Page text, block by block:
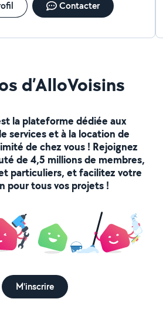
Contacter
d’AlloVoisins
la plateforme dédiée aux
services et à la location de
de chez vous ! Rejoignez
de 4,5 millions de membres,
particuliers, et facilitez votre
pour tous vos projets !
M'inscrire